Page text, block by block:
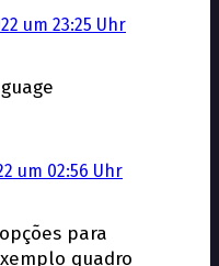
um 23:25 Uhr
um 02:56 Uhr
para
quadro